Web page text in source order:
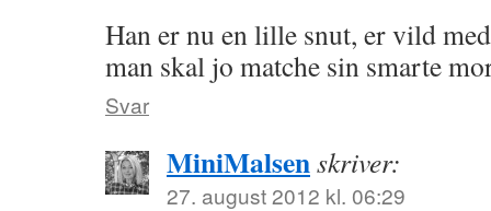
Han er nu en lille snut, er vild
man skal jo matche sin smarte
Svar
MiniMalsenskriver:
27. august 2012 kl. 06:29